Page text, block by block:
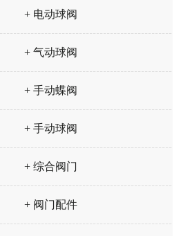
+ 电动球阀
+ 气动球阀
+ 手动蝶阀
+ 手动球阀
+ 综合阀门
+ 阀门配件